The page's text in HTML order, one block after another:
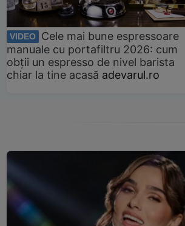
VIDEO
Cele mai bune espressoare
manuale cu portafiltru 2026: cum
obții un espresso de nivel barista
chiar la tine acasă adevarul.ro